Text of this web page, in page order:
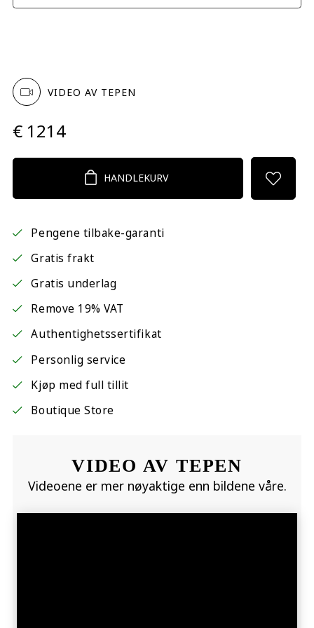
VIDEO AV TEPEN
€ 1214
HANDLEKURV
Pengene tilbake-garanti
Gratis frakt
Gratis underlag
Remove 19% VAT
Authentighetssertifikat
Personlig service
Kjøp med full tillit
Boutique Store
VIDEO AV TEPEN
Videoene er mer nøyaktige enn bildene våre.